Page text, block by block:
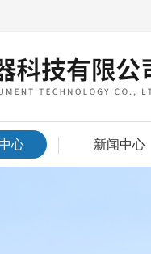
心 新闻中心